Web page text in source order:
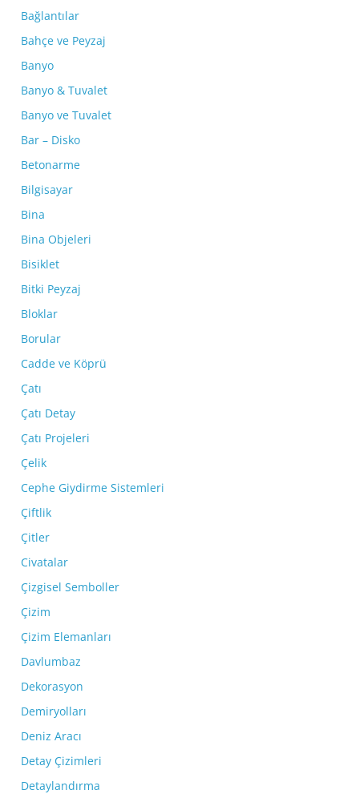
Bağlantılar
Bahçe ve Peyzaj
Banyo
Banyo & Tuvalet
Banyo ve Tuvalet
Bar – Disko
Betonarme
Bilgisayar
Bina
Bina Objeleri
Bisiklet
Bitki Peyzaj
Bloklar
Borular
Cadde ve Köprü
Çatı
Çatı Detay
Çatı Projeleri
Çelik
Cephe Giydirme Sistemleri
Çiftlik
Çitler
Civatalar
Çizgisel Semboller
Çizim
Çizim Elemanları
Davlumbaz
Dekorasyon
Demiryolları
Deniz Aracı
Detay Çizimleri
Detaylandırma